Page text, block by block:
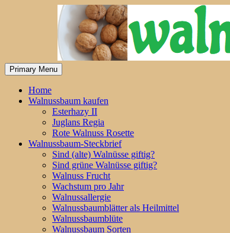
Primary Menu
Home
Walnussbaum kaufen
Esterhazy II
Juglans Regia
Rote Walnuss Rosette
Walnussbaum-Steckbrief
Sind (alte) Walnüsse giftig?
Sind grüne Walnüsse giftig?
Walnuss Frucht
Wachstum pro Jahr
Walnussallergie
Walnussbaumblätter als Heilmittel
Walnussbaumblüte
Walnussbaum Sorten